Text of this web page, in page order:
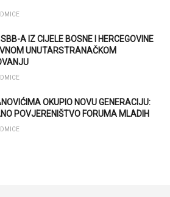
A IZ CIJELE BOSNE I HERCEGOVINE
UNUTARSTRANAČKOM
OKUPIO NOVU GENERACIJU:
POVJERENIŠTVO FORUMA MLADIH